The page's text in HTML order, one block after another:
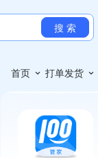
搜 索
首页
打单发货